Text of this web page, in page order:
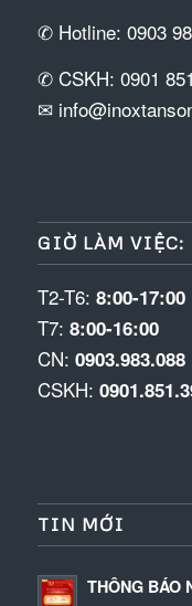
✆ Hotline: 0903
✆ CSKH: 0901
✉
GIỜ LÀM VIỆC:
T2-T6: 8:00-17:00
T7: 8:00-16:00
CN: 0903.983.088
CSKH:
TIN MỚI
THÔNG BÁO